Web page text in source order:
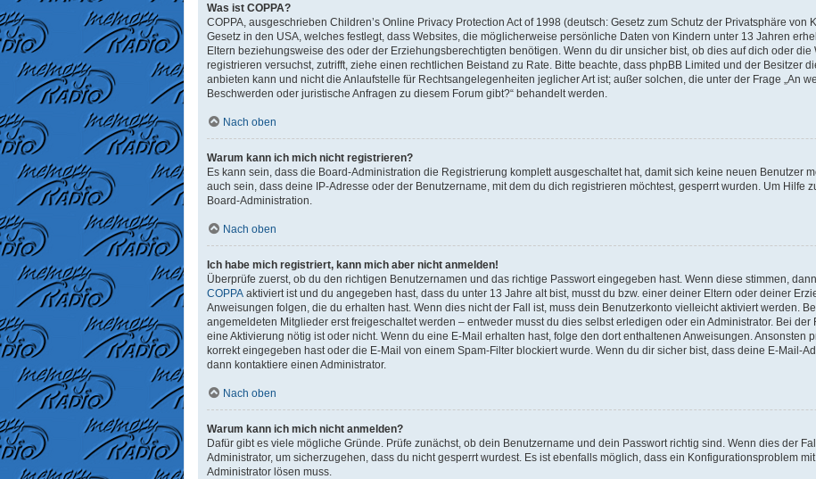
Was ist COPPA?
COPPA, ausgeschrieben Children’s Online Privacy Protection Act of 1998 (deutsch: Gesetz zum Schutz der Privatsphäre von
Gesetz in den USA, welches festlegt, dass Websites, die möglicherweise persönliche Daten von Kindern unter 13 Jahren
Eltern beziehungsweise des oder der Erziehungsberechtigten benötigen. Wenn du dir unsicher bist, ob dies auf dich oder die
registrieren versuchst, zutrifft, ziehe einen rechtlichen Beistand zu Rate. Bitte beachte, dass phpBB Limited und der Besitzer
anbieten kann und nicht die Anlaufstelle für Rechtsangelegenheiten jeglicher Art ist; außer solchen, die unter der Frage „An
Beschwerden oder juristische Anfragen zu diesem Forum gibt?“ behandelt werden.
Nach oben
Warum kann ich mich nicht registrieren?
Es kann sein, dass die Board-Administration die Registrierung komplett ausgeschaltet hat, damit sich keine neuen Benutzer
auch sein, dass deine IP-Adresse oder der Benutzername, mit dem du dich registrieren möchtest, gesperrt wurden. Um Hilfe
Board-Administration.
Nach oben
Ich habe mich registriert, kann mich aber nicht anmelden!
Überprüfe zuerst, ob du den richtigen Benutzernamen und das richtige Passwort eingegeben hast. Wenn diese stimmen,
COPPA aktiviert ist und du angegeben hast, dass du unter 13 Jahre alt bist, musst du bzw. einer deiner Eltern oder deiner
Anweisungen folgen, die du erhalten hast. Wenn dies nicht der Fall ist, muss dein Benutzerkonto vielleicht aktiviert werden.
angemeldeten Mitglieder erst freigeschaltet werden – entweder musst du dies selbst erledigen oder ein Administrator. Bei
eine Aktivierung nötig ist oder nicht. Wenn du eine E-Mail erhalten hast, folge den dort enthaltenen Anweisungen. Ansonsten
korrekt eingegeben hast oder die E-Mail von einem Spam-Filter blockiert wurde. Wenn du dir sicher bist, dass deine E-Mail-
dann kontaktiere einen Administrator.
Nach oben
Warum kann ich mich nicht anmelden?
Dafür gibt es viele mögliche Gründe. Prüfe zunächst, ob dein Benutzername und dein Passwort richtig sind. Wenn dies der
Administrator, um sicherzugehen, dass du nicht gesperrt wurdest. Es ist ebenfalls möglich, dass ein Konfigurationsproblem
Administrator lösen muss.